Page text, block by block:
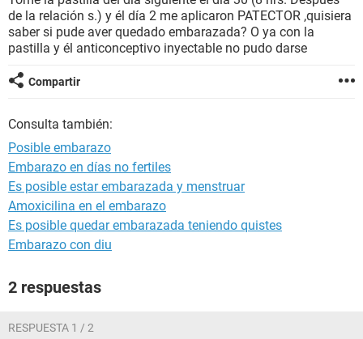
SEXUALIDAD
GLOSARIO
de la relación s.) y él día 2 me aplicaron PATECTOR ,quisiera
saber si pude aver quedado embarazada? O ya con la
pastilla y él anticonceptivo inyectable no pudo darse
Compartir
Consulta también:
Posible embarazo
Embarazo en días no fertiles
Es posible estar embarazada y menstruar
Amoxicilina en el embarazo
Es posible quedar embarazada teniendo quistes
Embarazo con diu
2 respuestas
RESPUESTA 1 / 2